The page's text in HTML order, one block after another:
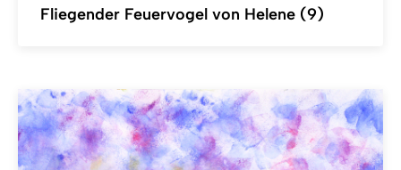
Fliegender Feuervogel von Helene (9)